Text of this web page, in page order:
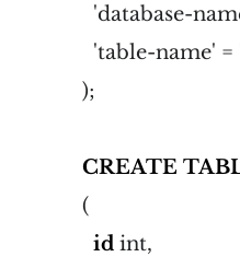
'database-
'table-name' =
);
CREATE
(
id int,